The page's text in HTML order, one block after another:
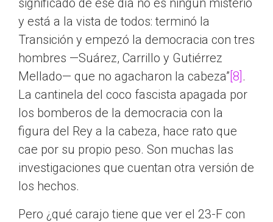
y está a la vista de todos: terminó la
Transición y empezó la democracia con tres
hombres —Suárez, Carrillo y Gutiérrez
Mellado— que no agacharon la cabeza”[8] .
La cantinela del coco fascista apagada por
los bomberos de la democracia con la
figura del Rey a la cabeza, hace rato que
cae por su propio peso. Son muchas las
investigaciones que cuentan otra versión de
los hechos.
Pero ¿qué carajo tiene que ver el 23-F con